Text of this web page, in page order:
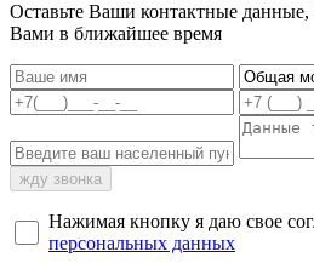
Оставьте Ваши контактные данные,
Вами в ближайшее время
жду звонка
Нажимая кнопку я даю свое
персональных данных